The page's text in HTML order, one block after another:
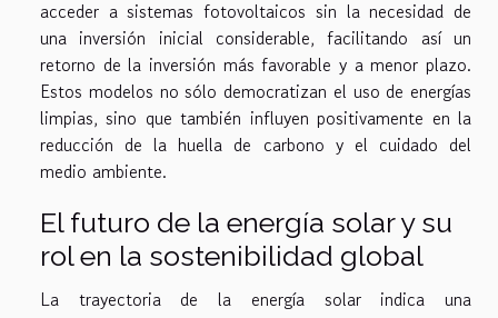
acceder a sistemas fotovoltaicos sin la necesidad de
una inversión inicial considerable, facilitando así un
retorno de la inversión más favorable y a menor plazo.
Estos modelos no sólo democratizan el uso de energías
limpias, sino que también influyen positivamente en la
reducción de la huella de carbono y el cuidado del
medio ambiente.
El futuro de la energía solar y su
rol en la sostenibilidad global
La trayectoria de la energía solar indica una